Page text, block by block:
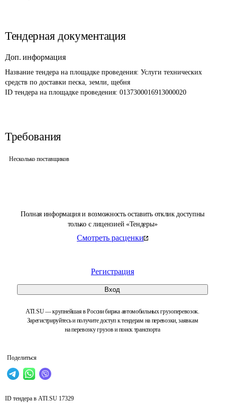
Полная информация и возможность оставить отклик доступны
только с лицензией «Тендеры»
Смотреть расценки
Регистрация
Вход
ATI.SU — крупнейшая в России биржа автомобильных грузоперевозок.
Зарегистрируйтесь и получите доступ к тендерам на перевозки, заявкам
на перевозку грузов и поиск транспорта
Поделиться
Тендерная документация
Доп. информация
Название тендера на площадке проведения: Услуги технических
средств по доставки песка, земли, щебня
ID тендера на площадке проведения: 0137300016913000020
Требования
Несколько поставщиков
ID тендера в ATI.SU 17329